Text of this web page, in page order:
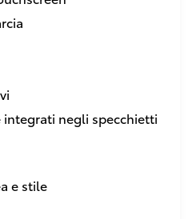
negli specchietti
e stile